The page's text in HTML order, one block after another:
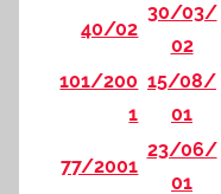
40/02
30/03/
02
101/200
1
15/08/
01
77/2001
23/06/
01